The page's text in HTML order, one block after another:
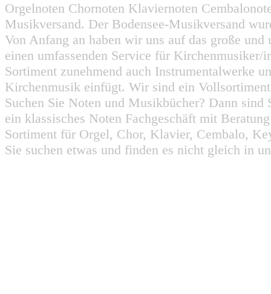
Orgelnoten Chornoten Klaviernoten
Musikversand. Der Bodensee-Musikversand
Von Anfang an haben wir uns auf das große
einen umfassenden Service für
Sortiment zunehmend auch Instrumentalwerke
Kirchenmusik einfügt. Wir sind ein
Suchen Sie Noten und Musikbücher? Dann
ein klassisches Noten Fachgeschäft mit
Sortiment für Orgel, Chor, Klavier, Cembalo,
Sie suchen etwas und finden es nicht gleich in